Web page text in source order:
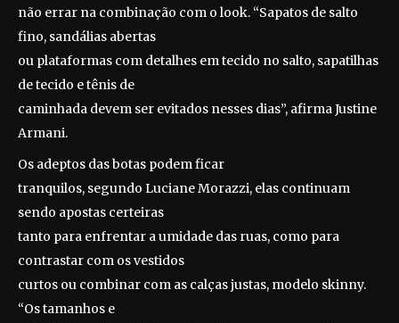
não errar na combinação com o look. “Sapatos de salto
fino, sandálias abertas
ou plataformas com detalhes em tecido no salto, sapatilhas
de tecido e tênis de
caminhada devem ser evitados nesses dias”, afirma Justine
Armani.
Os adeptos das botas podem ficar
tranquilos, segundo Luciane Morazzi, elas continuam
sendo apostas certeiras
tanto para enfrentar a umidade das ruas, como para
contrastar com os vestidos
curtos ou combinar com as calças justas, modelo skinny.
“Os tamanhos e